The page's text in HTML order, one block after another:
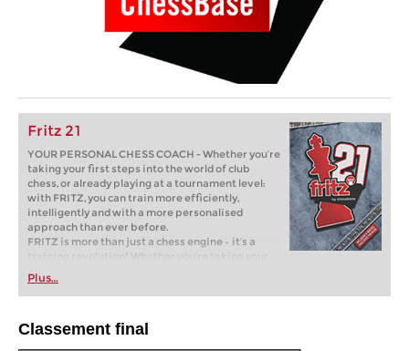
Fritz 21
YOUR PERSONAL CHESS COACH - Whether you’re
taking your first steps into the world of club
chess, or already playing at a tournament level:
with FRITZ, you can train more efficiently,
intelligently and with a more personalised
approach than ever before.
FRITZ is more than just a chess engine – it’s a
training revolution! Whether you’re taking your
first steps into the world of club chess, or already
playing at a tournament level: with FRITZ, you can
train more efficiently, intelligently and with a
* COMPETE AGAINST LEGENDS
Plus…
Classement final